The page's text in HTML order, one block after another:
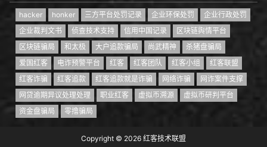
hacker honker 三方平台处罚记录 企业环保处罚
企业行政处罚
企业裁判文书
侦查技术支持 信用中国记录
区块链舆情平台
区块链骗局
和太极 大户追款骗局 尚武精神
杀猪盘骗局
爱国红客
电诈预警平台 红客 红客团队 红客小组
红客联盟
红客诈骗
红客追款 红客追款就是诈骗 网络诈骗
网诈案件支撑
网贷逾期异议处理处理
职业红客 虚拟币溯源
虚拟币研判平台
资金盘骗局
零撸骗局
Copyright © 2026 红客技术联盟